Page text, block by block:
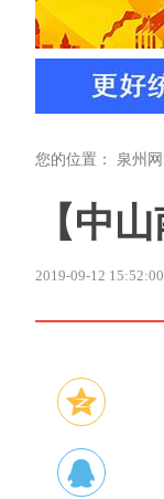
您的位置： 泉州网
【中
2019-09-12 15:52:00